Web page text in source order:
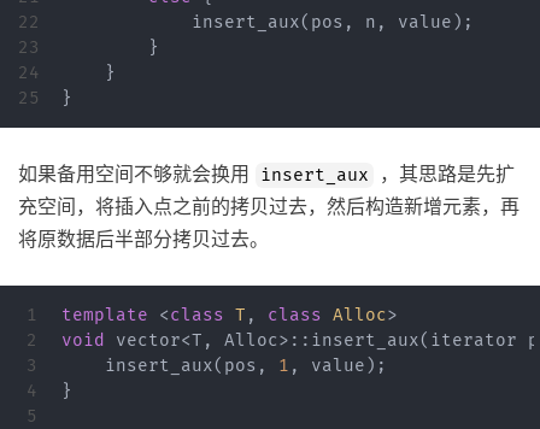
22
23
24
insert_aux( pos , n , value );
}
}
}
如果备用空间不够就会换用 insert_aux
，其思路是先扩
充空间，将插入点之前的拷贝过去，然后构造新增元素，再
将原数据后半部分拷贝过去。
1
2
3
4
5
template <class T , class Alloc>
void
vector<T , Alloc>:: insert_aux( iterator
insert_aux( pos , 1 , value );
}